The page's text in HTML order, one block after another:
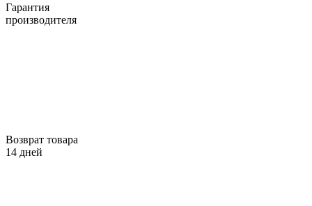
Гарантия
производителя
Возврат товара
14 дней